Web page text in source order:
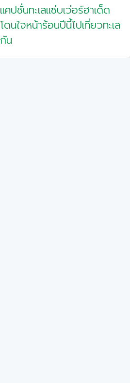
แคปชั่นทะเลแซ่บเว่อร์ฮาเด็ด
โดนใจหน้าร้อนปีนี้ไปเที่ยวทะเล
กัน